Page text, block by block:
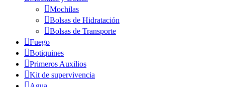
Mochilas
Bolsas de Hidratación
Bolsas de Transporte
Fuego
Botiquines
Primeros Auxilios
Kit de supervivencia